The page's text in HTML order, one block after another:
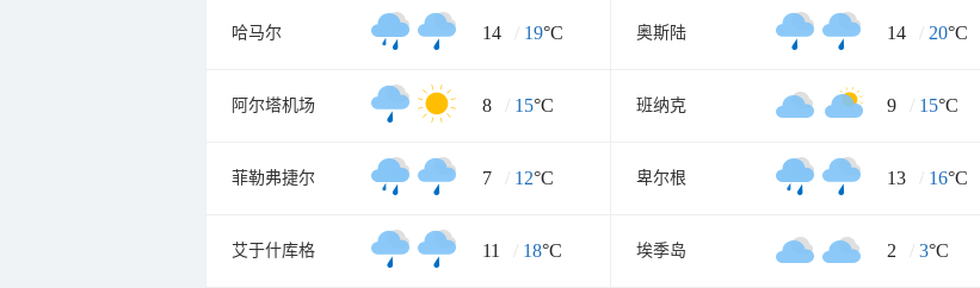
哈马尔 14 / 19°C 奥斯陆 14 / 20°C
阿尔塔机场 8 / 15°C 班纳克 9 / 15°C
菲勒弗捷尔 7 / 12°C 卑尔根 13 / 16°C
艾于什库格 11 / 18°C 埃季岛 2 / 3°C